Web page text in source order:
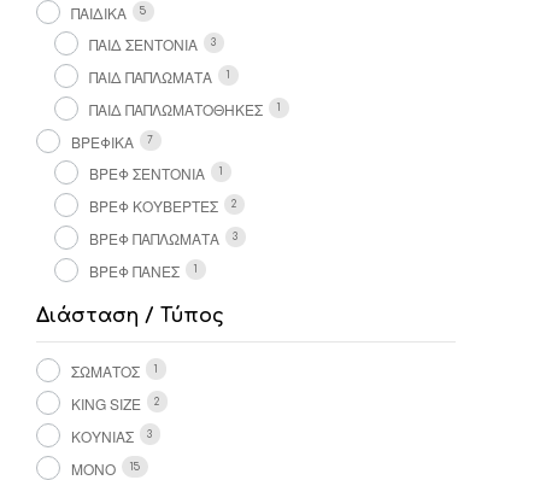
ΠΑΙΔΙΚΑ 5
ΠΑΙΔ ΣΕΝΤΟΝΙΑ 3
ΠΑΙΔ ΠΑΠΛΩΜΑΤΑ
ΠΑΙΔ ΠΑΠΛΩΜΑΤΟΘΗΚΕΣ
ΒΡΕΦΙΚΑ 7
ΒΡΕΦ ΣΕΝΤΟΝΙΑ
ΒΡΕΦ ΚΟΥΒΕΡΤΕΣ 2
ΒΡΕΦ ΠΑΠΛΩΜΑΤΑ 3
ΒΡΕΦ ΠΑΝΕΣ
Διάσταση / Τύπος
ΣΏΜΑΤΟΣ 1
KING SIZE 2
ΚΟΎΝΙΑΣ 3
ΜΟΝΌ 15